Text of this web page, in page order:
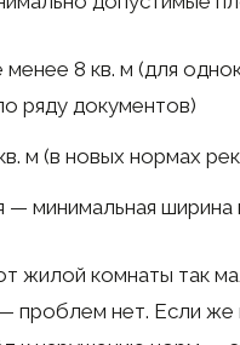
8 кв. м (для
ряду документов)
м (в новых нормах
минимальная ширина
жилой комнаты так
проблем нет. Если же